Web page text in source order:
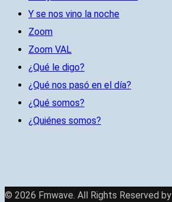
Y se nos vino la noche
Zoom
Zoom VAL
¿Qué le digo?
¿Qué nos pasó en el día?
¿Qué somos?
¿Quiénes somos?
© 2026 Fmwave. All Rights Reserved by